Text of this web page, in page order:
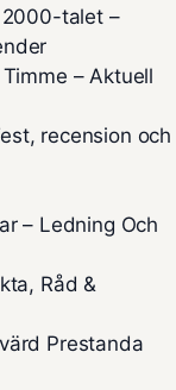
talet –
– Aktuell
recension och
– Ledning Och
Råd &
Prestanda